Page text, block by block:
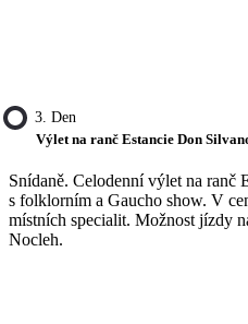
3. Den
Výlet na ranč Estancie Don
Snídaně. Celodenní výlet na ranč
s folklorním a Gaucho show. V
místních specialit. Možnost jízdy
Nocleh.